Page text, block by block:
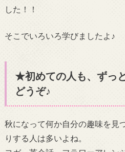
した！！
そこでいろいろ学びましたよ♪
★初めての人も、ずっ
どうぞ♪
秋になって何か自分の趣味を
りする人は多いよね。